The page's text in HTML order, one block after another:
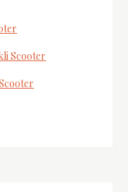
Scooter